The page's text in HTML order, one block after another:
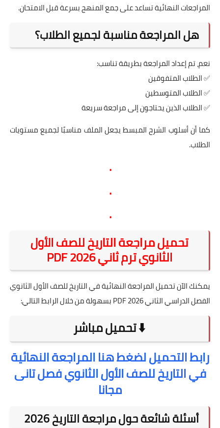
المراجعات النهائية تساعد على جمع المنهج بسرعة قبل الامتحان.
هل المراجعة مناسبة لجميع الطلاب؟
نعم، تم إعداد المراجعة بطريقة تناسب:
✅ الطلاب المتفوقين
✅ الطلاب المتوسطين
✅ الطلاب الذين يحتاجون إلى مراجعة سريعة
كما أن أسلوب الشرح المبسط يجعل الملف مناسبًا لجميع مستويات
الطلاب.
.
.
.
تحميل مراجعة التاريخ للصف الأول
الثانوي ترم ثاني 2026 PDF
يمكنك الآن تحميل المراجعة النهائية في التاريخ للصف الأول الثانوي
الفصل الدراسي الثاني 2026 PDF بسهولة من خلال الرابط التالي:
⬇️ تحميل مباشر
رابط التحميل لضغط هنا المراجعة النهائية
في التاريخ للصف الأول الثانوي فصل تانى
مجانا
أسئلة شائعة حول مراجعة التاريخ 2026